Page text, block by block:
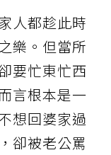
人都趁此時
樂。但當所
要忙東忙西
言根本是一
想回婆家過
卻被老公罵